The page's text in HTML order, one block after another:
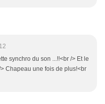
synchro du son ...!!<br /> Et le
Chapeau une fois de plus!<br